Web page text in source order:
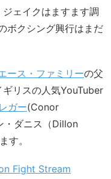
ェイクはますます調
ボクシング興行はまだ
ース・ファミリーの父
ギリスの人気YouTuber
ガー(Conor
・ダニス（Dillon
す。
Fight Stream